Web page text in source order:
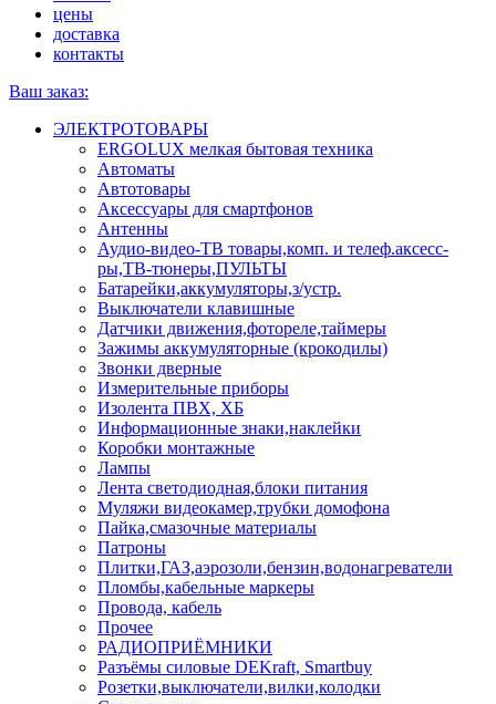
цены
доставка
контакты
Ваш заказ:
ЭЛЕКТРОТОВАРЫ
ERGOLUX мелкая бытовая техника
Автоматы
Автотовары
Аксессуары для смартфонов
Антенны
Аудио-видео-ТВ товары,комп. и телеф.аксесс-
ры,ТВ-тюнеры,ПУЛЬТЫ
Батарейки,аккумуляторы,з/устр.
Выключатели клавишные
Датчики движения,фотореле,таймеры
Зажимы аккумуляторные (крокодилы)
Звонки дверные
Измерительные приборы
Изолента ПВХ, ХБ
Информационные знаки,наклейки
Коробки монтажные
Лампы
Лента светодиодная,блоки питания
Муляжи видеокамер,трубки домофона
Пайка,смазочные материалы
Патроны
Плитки,ГАЗ,аэрозоли,бензин,водонагреватели
Пломбы,кабельные маркеры
Провода, кабель
Прочее
РАДИОПРИЁМНИКИ
Разъёмы силовые DEKraft, Smartbuy
Розетки,выключатели,вилки,колодки